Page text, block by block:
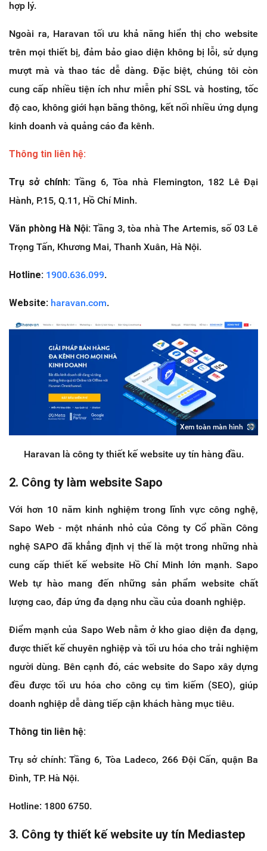
hợp lý.
Ngoài ra, Haravan tối ưu khả năng hiển thị cho website
trên mọi thiết bị, đảm bảo giao diện không bị lỗi, sử dụng
mượt mà và thao tác dễ dàng. Đặc biệt, chúng tôi còn
cung cấp nhiều tiện ích như miễn phí SSL và hosting, tốc
độ cao, không giới hạn băng thông, kết nối nhiều ứng dụng
kinh doanh và quảng cáo đa kênh.
Thông tin liên hệ:
Trụ sở chính:Tầng 6, Tòa nhà Flemington, 182 Lê Đại
Hành, P.15, Q.11, Hồ Chí Minh.
Văn phòng Hà Nội:Tầng 3, tòa nhà The Artemis, số 03 Lê
Trọng Tấn, Khương Mai, Thanh Xuân, Hà Nội.
Hotline: 1900.636.099.
Website: haravan.com.
Xem toàn màn hình
Haravan là công ty thiết kế website uy tín hàng đầu.
2. Công ty làm website Sapo
Với hơn 10 năm kinh nghiệm trong lĩnh vực công nghệ,
Sapo Web - một nhánh nhỏ của Công ty Cổ phần Công
nghệ SAPO đã khẳng định vị thế là một trong những nhà
cung cấp thiết kế website Hồ Chí Minh lớn mạnh. Sapo
Web tự hào mang đến những sản phẩm website chất
lượng cao, đáp ứng đa dạng nhu cầu của doanh nghiệp.
Điểm mạnh của Sapo Web nằm ở kho giao diện đa dạng,
được thiết kế chuyên nghiệp và tối ưu hóa cho trải nghiệm
người dùng. Bên cạnh đó, các website do Sapo xây dựng
đều được tối ưu hóa cho công cụ tìm kiếm (SEO), giúp
doanh nghiệp dễ dàng tiếp cận khách hàng mục tiêu.
Thông tin liên hệ:
Trụ sở chính: Tầng 6, Tòa Ladeco, 266 Đội Cấn, quận Ba
Đình, TP. Hà Nội.
Hotline: 1800 6750.
3. Công ty thiết kế website uy tín Mediastep